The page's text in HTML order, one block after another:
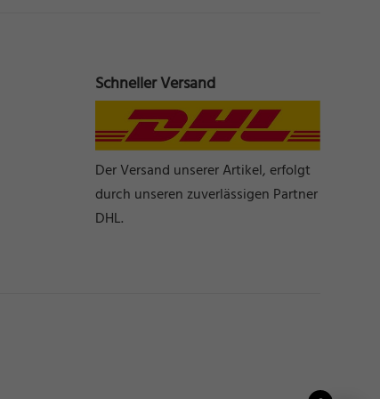
Schneller Versand
Der Versand unserer Artikel, erfolgt
durch unseren zuverlässigen Partner
DHL.